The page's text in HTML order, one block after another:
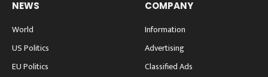
NEWS
World
US Politics
EU Politics
COMPANY
Information
Advertising
Classified Ads